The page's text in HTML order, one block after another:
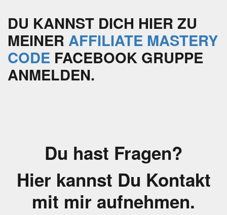
DU KANNST DICH HIER ZU
MEINER AFFILIATE MASTERY
CODE FACEBOOK GRUPPE
ANMELDEN.
Du hast Fragen?
Hier kannst Du Kontakt
mit mir aufnehmen.